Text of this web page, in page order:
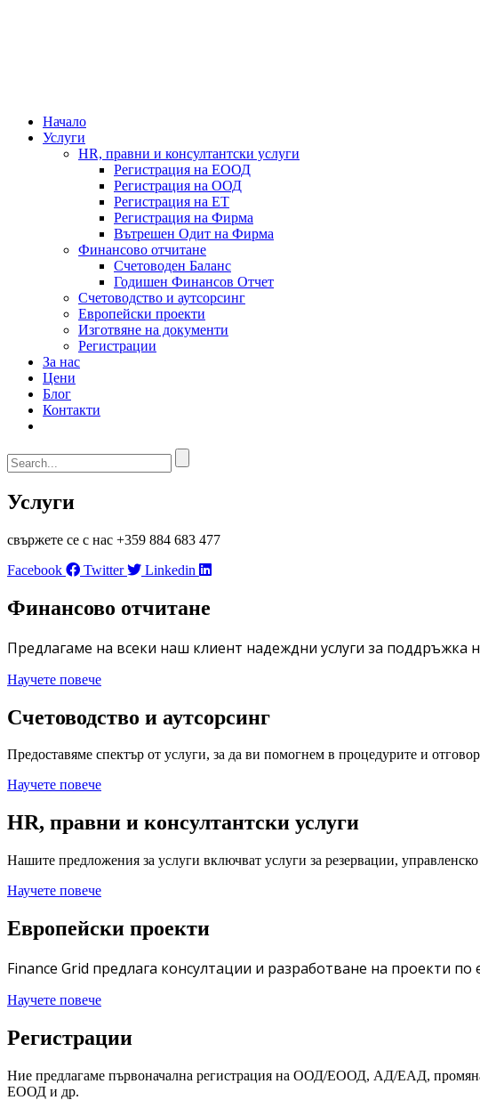
Начало
Услуги
HR, правни и консултантски услуги
Регистрация на ЕООД
Регистрация на ООД
Регистрация на ЕТ
Регистрация на Фирма
Вътрешен Одит на Фирма
Финансово отчитане
Счетоводен Баланс
Годишен Финансов Отчет
Счетоводство и аутсорсинг
Европейски проекти
Изготвяне на документи
Регистрации
За нас
Цени
Блог
Контакти
Услуги
свържете се с нас +359 884 683 477
Facebook
Twitter Linkedin
Финансово отчитане
Предлагаме на всеки наш клиент надеждни услуги за поддръжка
Научете повече
Счетоводство и аутсорсинг
Предоставяме спектър от услуги, за да ви помогнем в процедурите и
Научете повече
HR, правни и консултантски услуги
Нашите предложения за услуги включват услуги за резервации,
Научете повече
Европейски проекти
Finance Grid предлага консултации и разработване на проекти
Научете повече
Регистрации
Ние предлагаме първоначална регистрация на ООД/ЕООД, АД/ЕАД, промяна
ЕООД и др.